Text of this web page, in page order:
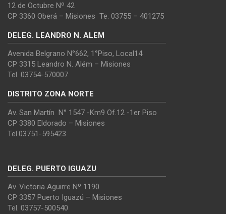
12 de Octubre Nº 42
CP 3360 Oberá – Misiones Te. 03755 – 401275
DELEG. LEANDRO N. ALEM
Avenida Belgrano N°662, 1°Piso, Local14
CP 3315 Leandro N. Além – Misiones
Tel. 03754-570007
DISTRITO ZONA NORTE
Av. San Martín N° 1547 -Km9 Of.12 -1er Piso
CP 3380 Eldorado – Misiones
Tel.03751-595423
DELEG. PUERTO IGUAZU
Av. Victoria Aguirre Nº 1190
CP 3357 Puerto Iguazú – Misiones
Tel. 03757-500540